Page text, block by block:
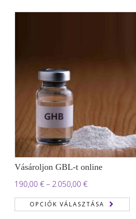
Vásároljon GBL-t online
190,00 €– 2.050,00 €Ártartomány:
190,00 €
-
OPCIÓK VÁLASZTÁSA